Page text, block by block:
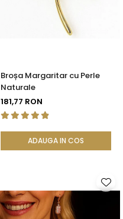
Broșa Margaritar cu Perle
Naturale
181,77 RON
ADAUGA IN COS